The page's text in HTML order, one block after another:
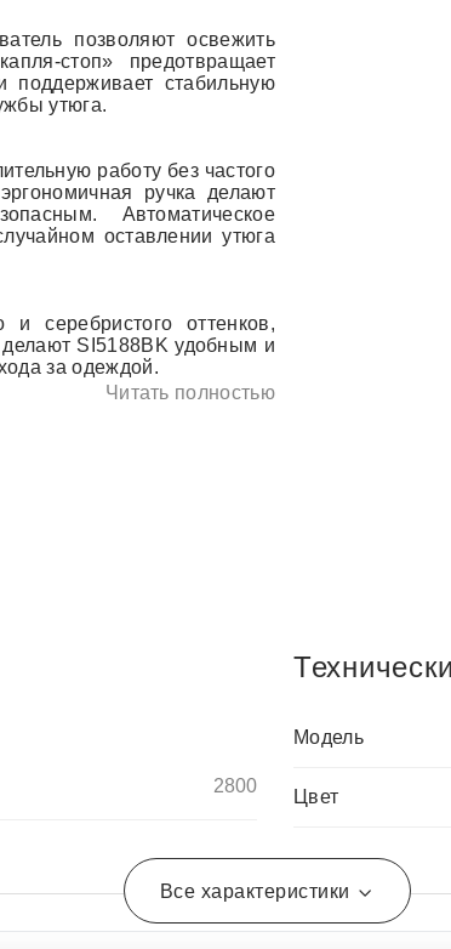
позволяют освежить
стоп» предотвращает
поддерживает стабильную
утюга.
работу без частого
ручка делают
Автоматическое
оставлении утюга
серебристого оттенков,
делают SI5188BK удобным и
за одеждой.
Читать полностью
2800
Модель
Цвет
Все характеристики